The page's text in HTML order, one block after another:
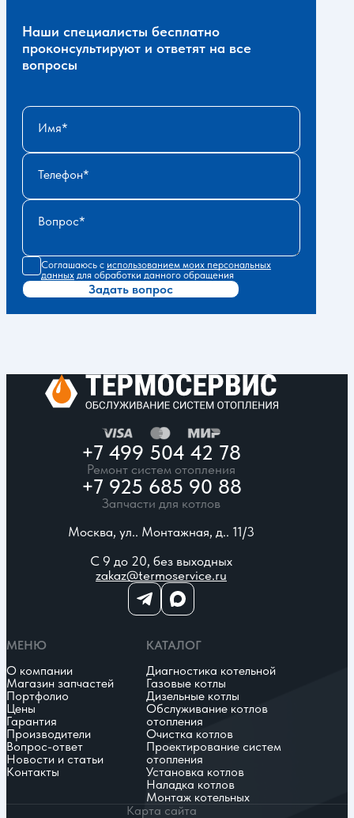
Наши специалисты бесплатно
проконсультируют и ответят на все
вопросы
Имя
Телефон
Вопрос
Соглашаюсь с использованием моих персональных
данных для обработки данного обращения
Задать вопрос
+7 499 504 42 78
Ремонт систем отопления
+7 925 685 90 88
Запчасти для котлов
Москва, ул.. Монтажная, д.. 11/3
С 9 до 20, без выходных
zakaz@termoservice.ru
МЕНЮ
О компании
Магазин запчастей
Портфолио
Цены
Гарантия
Производители
Вопрос-ответ
Новости и статьи
Контакты
КАТАЛОГ
Диагностика котельной
Газовые котлы
Дизельные котлы
Обслуживание котлов
отопления
Очистка котлов
Проектирование систем
отопления
Установка котлов
Наладка котлов
Монтаж котельных
Карта сайта